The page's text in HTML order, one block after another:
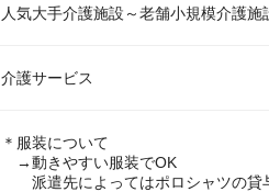
人気大手介護施設～老舗小規模介護施
介護サービス
＊服装について
→動きやすい服装でOK
派遣先によってはポロシャツの貸